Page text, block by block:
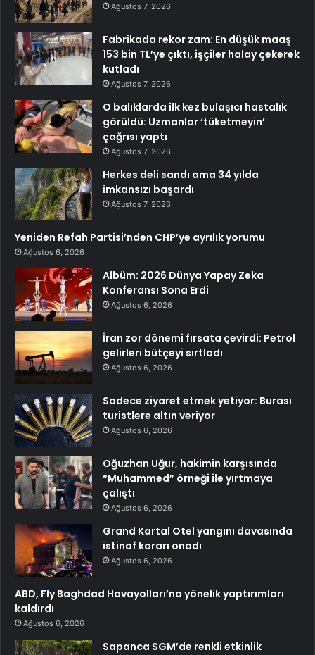
Ağustos 7, 2026
Fabrikada rekor zam: En düşük maaş
153 bin TL’ye çıktı, işçiler halay çekerek
kutladı
Ağustos 7, 2026
O balıklarda ilk kez bulaşıcı hastalık
görüldü: Uzmanlar ‘tüketmeyin’
çağrısı yaptı
Ağustos 7, 2026
Herkes deli sandı ama 34 yılda
imkansızı başardı
Ağustos 7, 2026
Yeniden Refah Partisi’nden CHP’ye ayrılık yorumu
Ağustos 6, 2026
Albüm: 2026 Dünya Yapay Zeka
Konferansı Sona Erdi
Ağustos 6, 2026
İran zor dönemi fırsata çevirdi: Petrol
gelirleri bütçeyi sırtladı
Ağustos 6, 2026
Sadece ziyaret etmek yetiyor: Burası
turistlere altın veriyor
Ağustos 6, 2026
Oğuzhan Uğur, hakimin karşısında
“Muhammed” örneği ile yırtmaya
çalıştı
Ağustos 6, 2026
Grand Kartal Otel yangını davasında
istinaf kararı onadı
Ağustos 6, 2026
ABD, Fly Baghdad Havayolları’na yönelik yaptırımları
kaldırdı
Ağustos 6, 2026
Sapanca SGM’de renkli etkinlik